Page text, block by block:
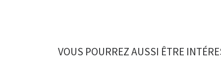
VOUS POURREZ AUSSI ÊTRE